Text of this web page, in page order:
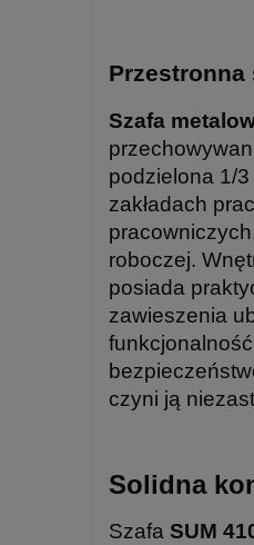
Przestronna
Szafa
podzielona 1/
zakładach
roboczej.
posiada
zawieszenia
czyni ją
Solidna
Szafa SUM